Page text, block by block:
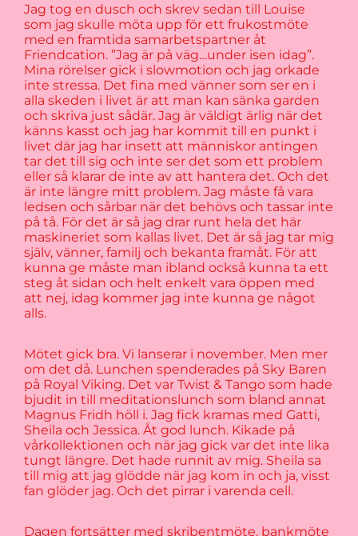
Jag tog en dusch och skrev sedan till Louise
som jag skulle möta upp för ett frukostmöte
med en framtida samarbetspartner åt
Friendcation. ”Jag är på väg…under isen idag”.
Mina rörelser gick i slowmotion och jag orkade
inte stressa. Det fina med vänner som ser en i
alla skeden i livet är att man kan sänka garden
och skriva just sådär. Jag är väldigt ärlig när det
känns kasst och jag har kommit till en punkt i
livet där jag har insett att människor antingen
tar det till sig och inte ser det som ett problem
eller så klarar de inte av att hantera det. Och det
är inte längre mitt problem. Jag måste få vara
ledsen och sårbar när det behövs och tassar inte
på tå. För det är så jag drar runt hela det här
maskineriet som kallas livet. Det är så jag tar mig
själv, vänner, familj och bekanta framåt. För att
kunna ge måste man ibland också kunna ta ett
steg åt sidan och helt enkelt vara öppen med
att nej, idag kommer jag inte kunna ge något
alls.
Mötet gick bra. Vi lanserar i november. Men mer
om det då. Lunchen spenderades på Sky Baren
på Royal Viking. Det var Twist & Tango som hade
bjudit in till meditationslunch som bland annat
Magnus Fridh höll i. Jag fick kramas med Gatti,
Sheila och Jessica. Åt god lunch. Kikade på
vårkollektionen och när jag gick var det inte lika
tungt längre. Det hade runnit av mig. Sheila sa
till mig att jag glödde när jag kom in och ja, visst
fan glöder jag. Och det pirrar i varenda cell.
Dagen fortsätter med skribentmöte, bankmöte